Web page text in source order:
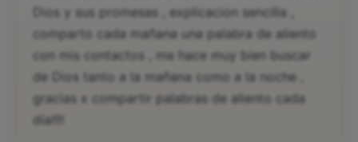
Dios y sus promesas , explicacion sencilla ,
comparto cada mañana una palabra de aliento
con mis contactos , me hace muy bien buscar
de Dios tanto a la mañana como a la noche ,
gracias x compartir palabras de aliento cada
día!!!!